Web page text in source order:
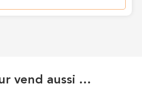
vend aussi …